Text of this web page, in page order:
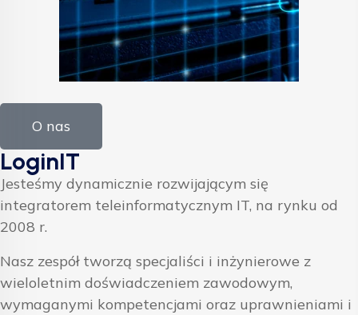
O nas
LoginIT
Jesteśmy dynamicznie rozwijającym się
integratorem teleinformatycznym IT, na rynku od
2008 r.
Nasz zespół tworzą specjaliści i inżynierowe z
wieloletnim doświadczeniem zawodowym,
wymaganymi kompetencjami oraz uprawnieniami i